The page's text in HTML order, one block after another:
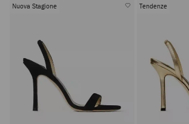
Nuova Stagione Tendenze